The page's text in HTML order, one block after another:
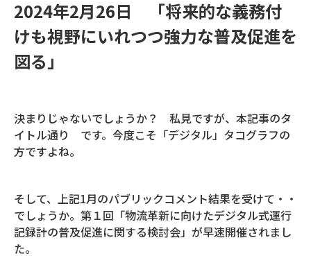
2024年2月26日 「将来的な義務付
けも視野にいれつつ強力な普及促進を
図る」
決まりじゃないでしょうか？ 私見ですが、本記事のタ
イトル通り です。今度こそ「デジタル」タコグラフの
方ですよね。
そして、上記1月のパブリックコメント結果を受けて・・
でしょうか。第１回「物流革新に向けたデジタル式運行
記録計の普及促進に関する検討会」が早速開催されまし
た。